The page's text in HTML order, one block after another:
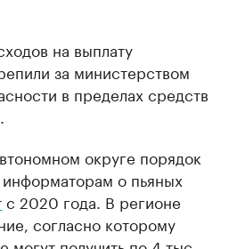
на выплату
за министерством
в пределах средств
округе порядок
о пьяных
с 2020 года. В регионе
согласно которому